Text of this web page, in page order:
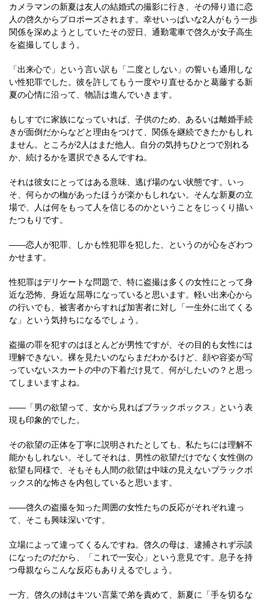
カメラマンの新夏は友人の結婚式の撮影に行き、その帰り道に恋
人の啓久からプロポーズされます。幸せいっぱいな2人がもう一歩
関係を深めようとしていたその翌日、通勤電車で啓久が女子高生
を盗撮してしまう。
「出来心で」という言い訳も「二度としない」の誓いも通用しな
い性犯罪でした。彼を許してもう一度やり直せるかと葛藤する新
夏の心情に沿って、物語は進んでいきます。
もしすでに家族になっていれば、子供のため、あるいは離婚手続
きが面倒だからなどと理由をつけて、関係を継続できたかもしれ
ません。ところが2人はまだ他人。自分の気持ちひとつで別れる
か、続けるかを選択できるんですね。
それは彼女にとってはある意味、逃げ場のない状態です。いっ
そ、何らかの枷があったほうが楽かもしれない。そんな新夏の立
場で、人は何をもって人を信じるのかということをじっくり描い
たつもりです。
――恋人が犯罪、しかも性犯罪を犯した、というのが心をざわつ
かせます。
性犯罪はデリケートな問題で、特に盗撮は多くの女性にとって身
近な恐怖、身近な屈辱になっていると思います。軽い出来心から
の行いでも、被害者からすれば加害者に対し「一生外に出てくる
な」という気持ちになるでしょう。
盗撮の罪を犯すのはほとんどが男性ですが、その目的も女性には
理解できない。裸を見たいのならまだわかるけど、顔や容姿が写
っていないスカートの中の下着だけ見て、何がしたいの？と思っ
てしまいますよね。
――「男の欲望って、女から見ればブラックボックス」という表
現も印象的でした。
その欲望の正体を丁寧に説明されたとしても、私たちには理解不
能かもしれない。そしてそれは、男性の欲望だけでなく女性側の
欲望も同様で、そもそも人間の欲望は中味の見えないブラックボ
ックス的な怖さを内包していると思います。
――啓久の盗撮を知った周囲の女性たちの反応がそれぞれ違っ
て、そこも興味深いです。
立場によって違ってくるんですね。啓久の母は、逮捕されず示談
になったのだから、「これで一安心」という意見です。息子を持
つ母親ならこんな反応もありえるでしょう。
一方、啓久の姉はキツい言葉で弟を責めて、新夏に「手を切るな